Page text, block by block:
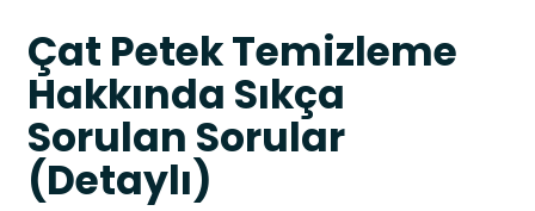
Çat Petek Temizleme
Hakkında Sıkça
Sorulan Sorular
(Detaylı)